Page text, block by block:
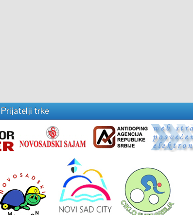
Prijatelji trke